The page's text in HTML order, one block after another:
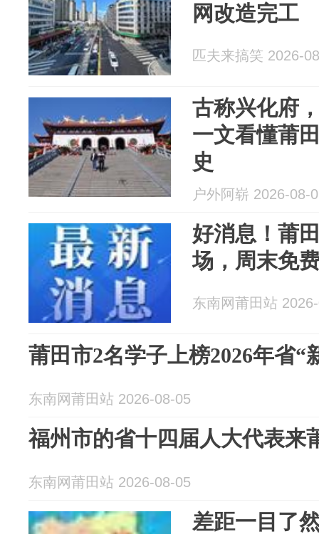
网改造完工
匹夫来搞笑 2026-
古称兴化府
一文看懂莆
史
户外阿崭 2026-08-
好消息！莆
场，周末免
东南网莆田站
莆田市2名学子上榜2026年省“
东南网莆田站 2026-08-05
福州市的省十四届人大代表来
东南网莆田站 2026-08-05
差距一目了